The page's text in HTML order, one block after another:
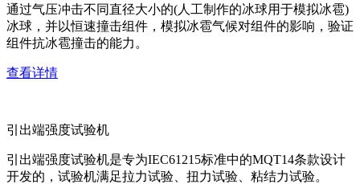
通过气压冲击不同直径大小的(人工制作的冰球用于模拟冰雹)
冰球，并以恒速撞击组件，模拟冰雹气候对组件的影响，验证
组件抗冰雹撞击的能力。
查看详情
引出端强度试验机
引出端强度试验机是专为IEC61215标准中的MQT14条款设计
开发的，试验机满足拉力试验、扭力试验、粘结力试验。